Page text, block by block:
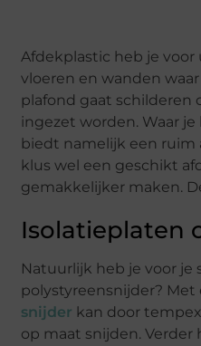
Afdekplastic heb je
vloeren en wanden
plafond gaat schilderen
ingezet worden. Waar
biedt namelijk een ruim
klus wel een geschikt
gemakkelijker maken.
Isolatieplaten
Natuurlijk heb je voor je
polystyreensnijder?
snijder kan door
op maat snijden. Verder